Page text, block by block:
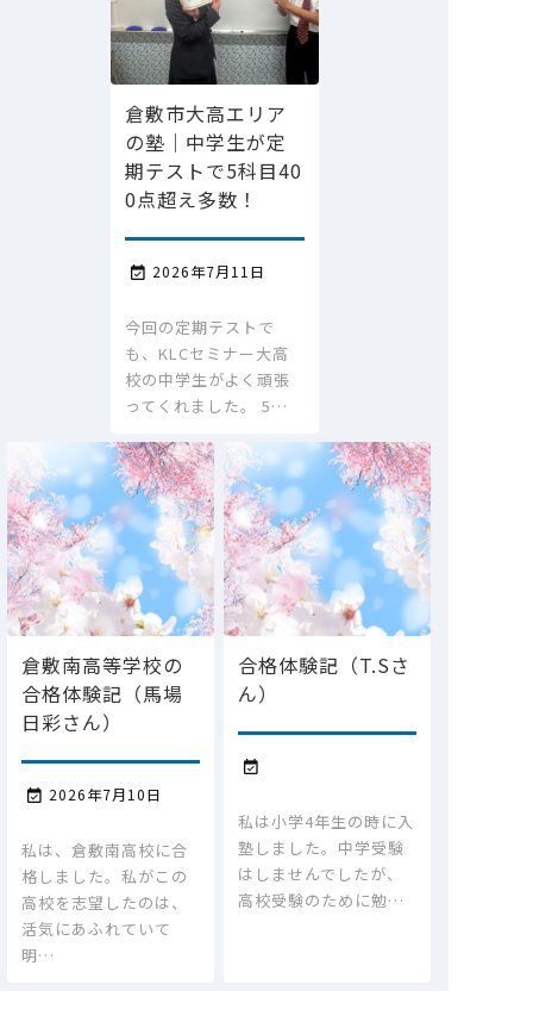
倉敷市大高エリア
の塾｜中学生が定
期テストで5科目40
0点超え多数！
 2026年7月11日
今回の定期テストで
も、KLCセミナー大高
校の中学生がよく頑張
ってくれました。 5…
倉敷南高等学校の
合格体験記（馬場
日彩さん）
 2026年7月10日
私は、倉敷南高校に合
格しました。私がこの
高校を志望したのは、
活気にあふれていて
明…
合格体験記（T.Sさ
ん）

私は小学4年生の時に入
塾しました。中学受験
はしませんでしたが、
高校受験のために勉…